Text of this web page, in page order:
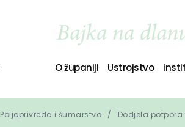
O županiji Ustrojstvo
Poljoprivreda i šumarstvo Dodjela